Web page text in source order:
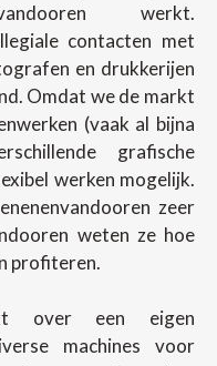
werkt.
contacten met
en drukkerijen
Omdat we de markt
(vaak al bijna
grafische
werken mogelijk.
zeer
weten ze hoe
profiteren.
over een eigen
machines voor